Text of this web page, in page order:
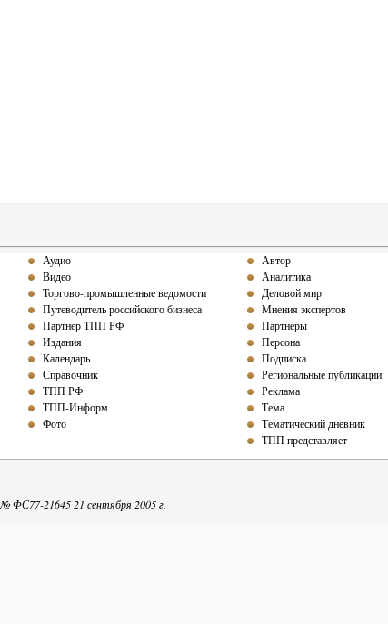
Аудио
Видео
Торгово-промышленные ведомости
Путеводитель российского бизнеса
Партнер ТПП РФ
Издания
Календарь
Справочник
ТПП РФ
ТПП-Информ
Фото
Автор
Аналитика
Деловой мир
Мнения экспертов
Партнеры
Персона
Подписка
Региональные публикации
Реклама
Тема
Тематический дневник
ТПП представляет
ФС77-21645 21 сентября 2005 г.